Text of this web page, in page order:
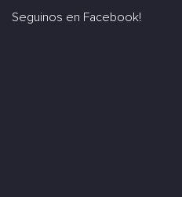
Seguinos en Facebook!